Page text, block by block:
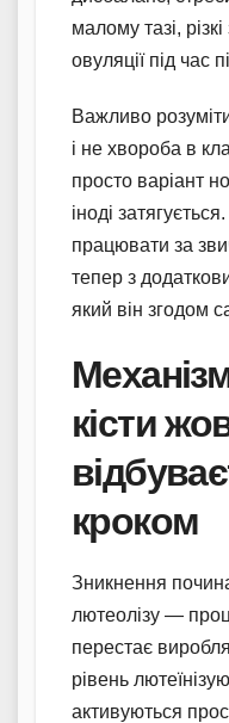
малому тазі,
овуляції під час
Важливо
і не хвороба в
просто варіант
іноді
працювати за
тепер з
який він згодом
кісти
кроком
Зникнення
лютеолізу —
перестає
рівень
активуються